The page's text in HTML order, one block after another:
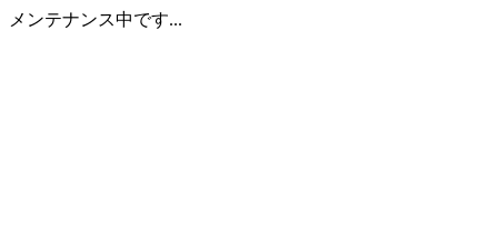
メンテナンス中です...